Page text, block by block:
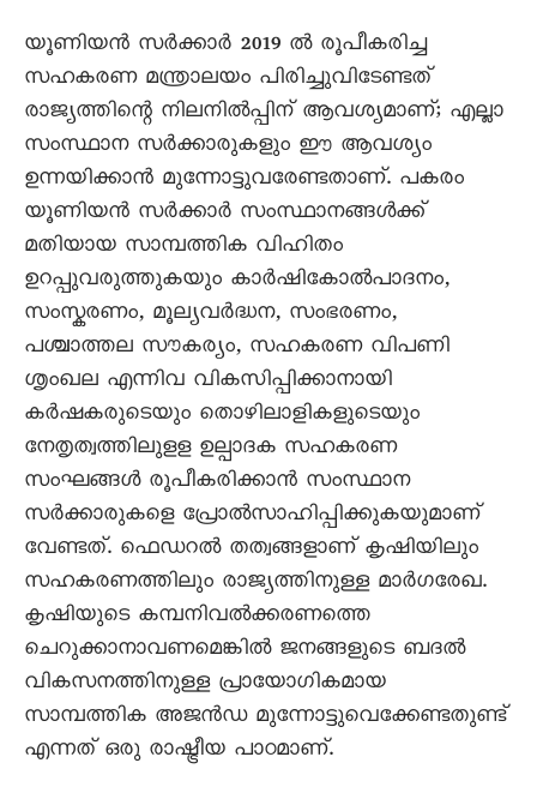
യൂണിയൻ സർക്കാർ 2019 ൽ രൂപീകരിച്ച
സഹകരണ മന്ത്രാലയം പിരിച്ചുവിടേണ്ടത്
രാജ്യത്തിന്റെ നിലനിൽപ്പിന് ആവശ്യമാണ്; എല്ലാ
സംസ്ഥാന സർക്കാരുകളും ഈ ആവശ്യം
ഉന്നയിക്കാൻ മുന്നോട്ടുവരേണ്ടതാണ്. പകരം
യൂണിയൻ സർക്കാർ സംസ്ഥാനങ്ങൾക്ക്
മതിയായ സാമ്പത്തിക വിഹിതം
ഉറപ്പുവരുത്തുകയും കാർഷികോൽപാദനം,
സംസ്കരണം, മൂല്യവർദ്ധന, സംഭരണം,
പശ്ചാത്തല സൗകര്യം, സഹകരണ വിപണി
ശൃംഖല എന്നിവ വികസിപ്പിക്കാനായി
കർഷകരുടെയും തൊഴിലാളികളുടെയും
നേതൃത്വത്തിലുളള ഉല്പാദക സഹകരണ
സംഘങ്ങൾ രൂപീകരിക്കാൻ സംസ്ഥാന
സർക്കാരുകളെ പ്രോൽസാഹിപ്പിക്കുകയുമാണ്
വേണ്ടത്. ഫെഡറൽ തത്വങ്ങളാണ് കൃഷിയിലും
സഹകരണത്തിലും രാജ്യത്തിനുള്ള മാർഗരേഖ.
കൃഷിയുടെ കമ്പനിവൽക്കരണത്തെ
ചെറുക്കാനാവണമെങ്കിൽ ജനങ്ങളുടെ ബദൽ
വികസനത്തിനുള്ള പ്രായോഗികമായ
സാമ്പത്തിക അജൻഡ മുന്നോട്ടുവെക്കേണ്ടതുണ്ട്
എന്നത് ഒരു രാഷ്ട്രീയ പാഠമാണ്.